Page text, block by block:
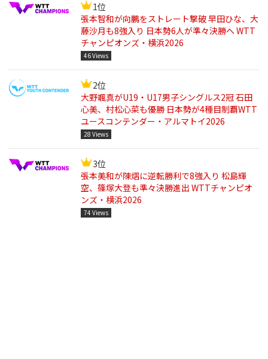
1位
張本智和が向鵬をストレート撃破 早田ひな、大
藤沙月も8強入り 日本勢6人が準々決勝へ WTT
チャンピオンズ・横浜2026
46 Views
2位
大野颯真がU19・U17男子シングルス2冠 石田
心美、村松心菜も優勝 日本勢が4種目制覇WTT
ユースコンテンダー・アルマトイ2026
28 Views
3位
張本美和が陳熠に逆転勝利で8強入り 松島輝
空、篠塚大登も準々決勝進出 WTTチャンピオ
ンズ・横浜2026
74 Views